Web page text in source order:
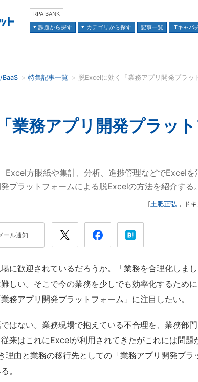
RPA BANK
課題から探す
カテゴリから探す 記事一覧 ITキャパ
BaaS 特集記事一覧 脱Excelに効く「業務アプリ開発プラッ
業務アプリ開発プラッ
方眼紙や集計、分析、進捗管理などでExcelを
プラットフォームによる脱Excelの方法を紹介する。
[土肥正弘 ， ド
ール通知
に歓迎されているだろうか。「業務を合理化しま
しい。そこで今の業務を少しでも効率化するため
務アプリ開発プラットフォーム」に注目したい。
はない。業務現場で抱えている不合理を、業務部
来はこれにExcelが利用されてきたがこれには問題
理由と業務の移行先としての「業務アプリ開発プラ
。